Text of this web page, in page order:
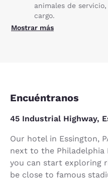
animales de servicio,
cargo.
Mostrar más
Encuéntranos
45 Industrial Highway,
Our hotel in Essington,
next to the
you can start exploring
be close to famous